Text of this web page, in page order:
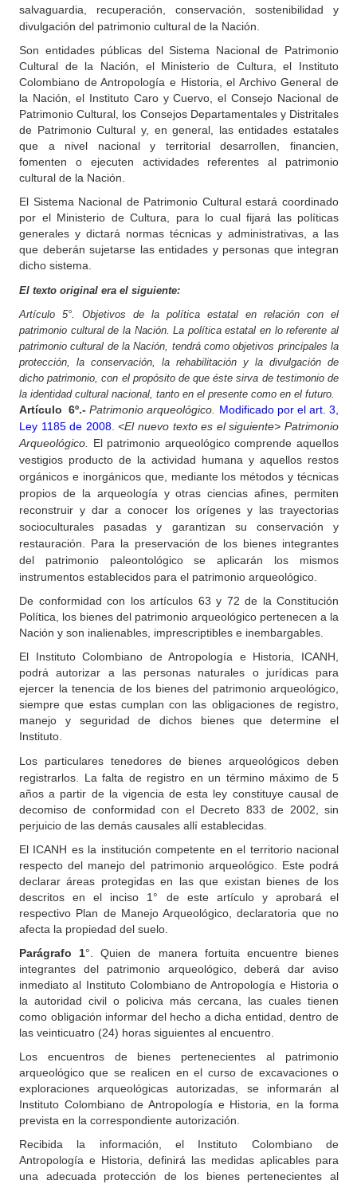
salvaguardia, recuperación, conservación, sostenibilidad y
divulgación del patrimonio cultural de la Nación.
Son entidades públicas del Sistema Nacional de Patrimonio
Cultural de la Nación, el Ministerio de Cultura, el Instituto
Colombiano de Antropología e Historia, el Archivo General de
la Nación, el Instituto Caro y Cuervo, el Consejo Nacional de
Patrimonio Cultural, los Consejos Departamentales y Distritales
de Patrimonio Cultural y, en general, las entidades estatales
que a nivel nacional y territorial desarrollen, financien,
fomenten o ejecuten actividades referentes al patrimonio
cultural de la Nación.
El Sistema Nacional de Patrimonio Cultural estará coordinado
por el Ministerio de Cultura, para lo cual fijará las políticas
generales y dictará normas técnicas y administrativas, a las
que deberán sujetarse las entidades y personas que integran
dicho sistema.
El texto original era el siguiente:
Artículo 5°. Objetivos de la política estatal en relación con el
patrimonio cultural de la Nación. La política estatal en lo referente al
patrimonio cultural de la Nación, tendrá como objetivos principales la
protección, la conservación, la rehabilitación y la divulgación de
dicho patrimonio, con el propósito de que éste sirva de testimonio de
la identidad cultural nacional, tanto en el presente como en el futuro.
Artículo 6º.- Patrimonio arqueológico.
Modificado por el art. 3,
Ley 1185 de 2008. <El nuevo texto es el siguiente> Patrimonio
Arqueológico. El patrimonio arqueológico comprende aquellos
vestigios producto de la actividad humana y aquellos restos
orgánicos e inorgánicos que, mediante los métodos y técnicas
propios de la arqueología y otras ciencias afines, permiten
reconstruir y dar a conocer los orígenes y las trayectorias
socioculturales pasadas y garantizan su conservación y
restauración. Para la preservación de los bienes integrantes
del patrimonio paleontológico se aplicarán los mismos
instrumentos establecidos para el patrimonio arqueológico.
De conformidad con los artículos 63 y 72 de la Constitución
Política, los bienes del patrimonio arqueológico pertenecen a la
Nación y son inalienables, imprescriptibles e inembargables.
El Instituto Colombiano de Antropología e Historia, ICANH,
podrá autorizar a las personas naturales o jurídicas para
ejercer la tenencia de los bienes del patrimonio arqueológico,
siempre que estas cumplan con las obligaciones de registro,
manejo y seguridad de dichos bienes que determine el
Instituto.
Los particulares tenedores de bienes arqueológicos deben
registrarlos. La falta de registro en un término máximo de 5
años a partir de la vigencia de esta ley constituye causal de
decomiso de conformidad con el Decreto 833 de 2002, sin
perjuicio de las demás causales allí establecidas.
El ICANH es la institución competente en el territorio nacional
respecto del manejo del patrimonio arqueológico. Este podrá
declarar áreas protegidas en las que existan bienes de los
descritos en el inciso 1° de este artículo y aprobará el
respectivo Plan de Manejo Arqueológico, declaratoria que no
afecta la propiedad del suelo.
Parágrafo 1°. Quien de manera fortuita encuentre bienes
integrantes del patrimonio arqueológico, deberá dar aviso
inmediato al Instituto Colombiano de Antropología e Historia o
la autoridad civil o policiva más cercana, las cuales tienen
como obligación informar del hecho a dicha entidad, dentro de
las veinticuatro (24) horas siguientes al encuentro.
Los encuentros de bienes pertenecientes al patrimonio
arqueológico que se realicen en el curso de excavaciones o
exploraciones arqueológicas autorizadas, se informarán al
Instituto Colombiano de Antropología e Historia, en la forma
prevista en la correspondiente autorización.
Recibida la información, el Instituto Colombiano de
Antropología e Historia, definirá las medidas aplicables para
una adecuada protección de los bienes pertenecientes al